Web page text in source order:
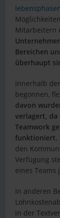
Mitarbeitern
Bereichen
überhaupt
Innerhalb
begonnen,
davon
verlagert,
Teamwork
funktioniert.
den
Verfügung
eines Teams
In anderen
in der